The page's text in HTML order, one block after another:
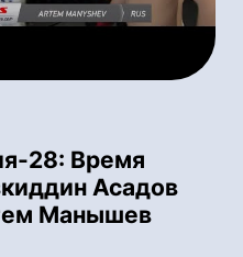
28: Время
Асадов
Манышев